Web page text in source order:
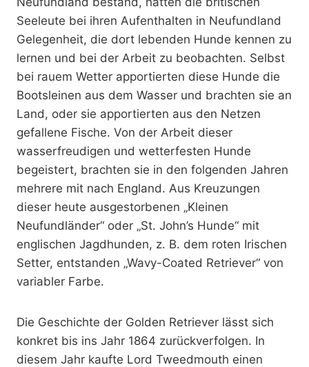
Seeleute bei ihren Aufenthalten in Neufundland
Gelegenheit, die dort lebenden Hunde kennen zu
lernen und bei der Arbeit zu beobachten. Selbst
bei rauem Wetter apportierten diese Hunde die
Bootsleinen aus dem Wasser und brachten sie an
Land, oder sie apportierten aus den Netzen
gefallene Fische. Von der Arbeit dieser
wasserfreudigen und wetterfesten Hunde
begeistert, brachten sie in den folgenden Jahren
mehrere mit nach England. Aus Kreuzungen
dieser heute ausgestorbenen „Kleinen
Neufundländer“ oder „St. John’s Hunde“ mit
englischen Jagdhunden, z. B. dem roten Irischen
Setter, entstanden „Wavy-Coated Retriever“ von
variabler Farbe.
Die Geschichte der Golden Retriever lässt sich
konkret bis ins Jahr 1864 zurückverfolgen. In
diesem Jahr kaufte Lord Tweedmouth einen